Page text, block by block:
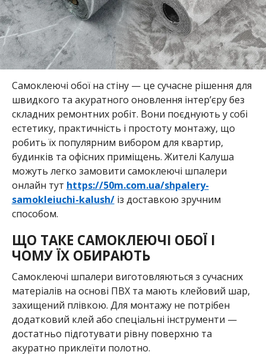
Самоклеючі обої на стіну — це сучасне рішення для
швидкого та акуратного оновлення інтер’єру без
складних ремонтних робіт. Вони поєднують у собі
естетику, практичність і простоту монтажу, що
робить їх популярним вибором для квартир,
будинків та офісних приміщень. Жителі Калуша
можуть легко замовити самоклеючі шпалери
онлайн тут https://50m.com.ua/shpalery-
samokleiuchi-kalush/із доставкою зручним
способом.
ЩО ТАКЕ САМОКЛЕЮЧІ ОБОЇ І
ЧОМУ ЇХ ОБИРАЮТЬ
Самоклеючі шпалери виготовляються з сучасних
матеріалів на основі ПВХ та мають клейовий шар,
захищений плівкою. Для монтажу не потрібен
додатковий клей або спеціальні інструменти —
достатньо підготувати рівну поверхню та
акуратно приклеїти полотно.